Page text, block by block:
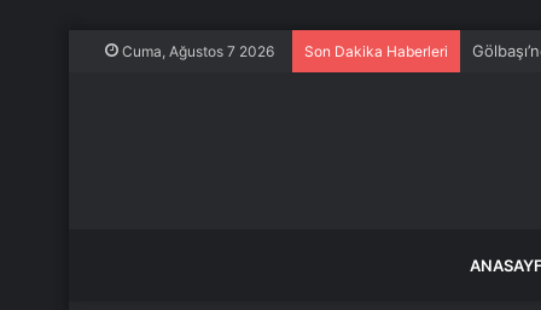
Cuma, Ağustos 7 2026 Son Dakika Haberleri